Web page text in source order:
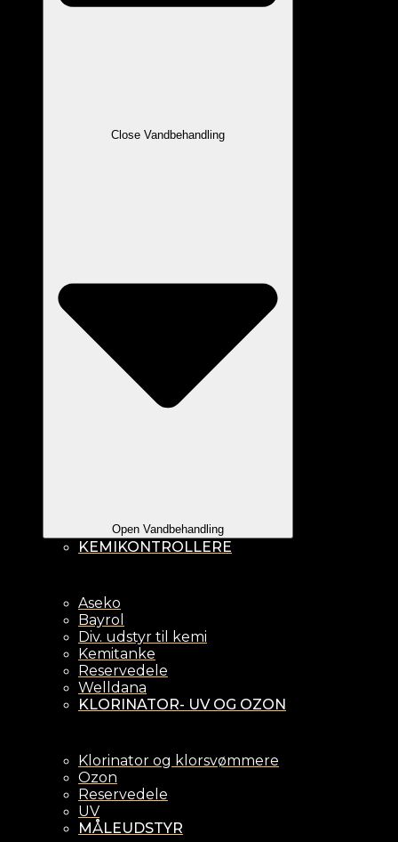
Close Vandbehandling
Open Vandbehandling
KEMIKONTROLLERE
Aseko
Bayrol
Div. udstyr til kemi
Kemitanke
Reservedele
Welldana
KLORINATOR- UV OG OZON
Klorinator og klorsvømmere
Ozon
Reservedele
UV
MÅLEUDSTYR